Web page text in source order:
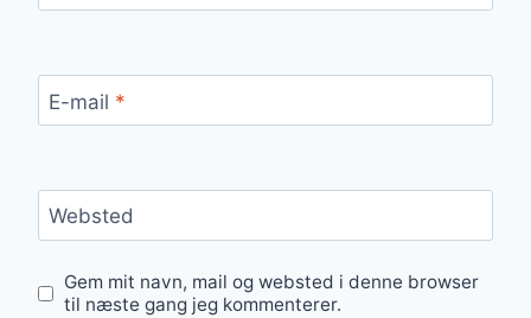
E-mail *
Websted
Gem mit navn, mail og websted i denne browser
til næste gang jeg kommenterer.